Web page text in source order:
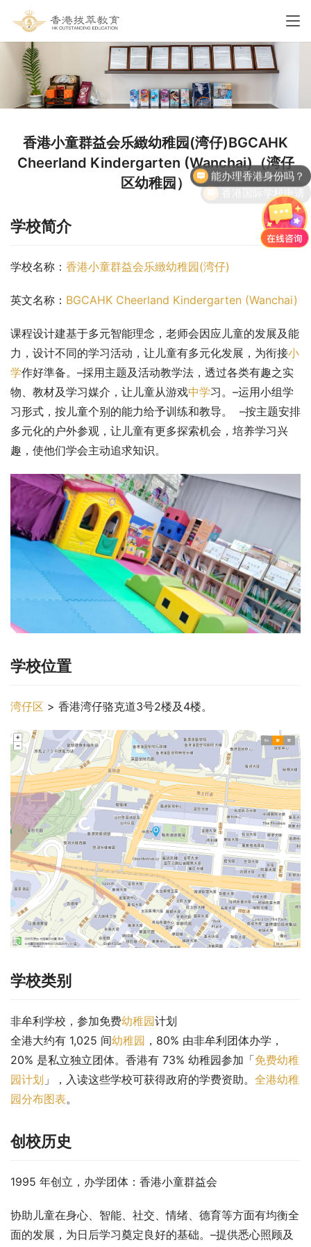
香港小童群益会乐緻幼稚园(湾仔)BGCAHK
Cheerland Kindergarten (Wanchai)（湾仔
区幼稚园）
学校简介
学校名称： 香港小童群益会乐緻幼稚园(湾仔)
英文名称： BGCAHK Cheerland Kindergarten (Wanchai)
课程设计建基于多元智能理念，老师会因应儿童的发展及能
力，设计不同的学习活动，让儿童有多元化发展，为衔接小
学作好準备。–採用主题及活动教学法，透过各类有趣之实
物、教材及学习媒介，让儿童从游戏中学习。–运用小组学
习形式，按儿童个别的能力给予训练和教导。  –按主题安排
多元化的户外参观，让儿童有更多探索机会，培养学习兴
趣，使他们学会主动追求知识。
学校位置
湾仔区 > 香港湾仔骆克道3号2楼及4楼。
学校类别
非牟利学校，参加免费幼稚园计划
全港大约有 1,025 间幼稚园 ，80% 由非牟利团体办学，
20% 是私立独立团体。香港有 73% 幼稚园参加「免费幼稚
园计划 」，入读这些学校可获得政府的学费资助。 全港幼稚
园分布图表。
创校历史
1995 年创立，办学团体：香港小童群益会
协助儿童在身心、智能、社交、情绪、德育等方面有均衡全
面的发展，为日后学习奠定良好的基础。–提供悉心照顾及
能办理香港身份吗？
香港国际学校申请